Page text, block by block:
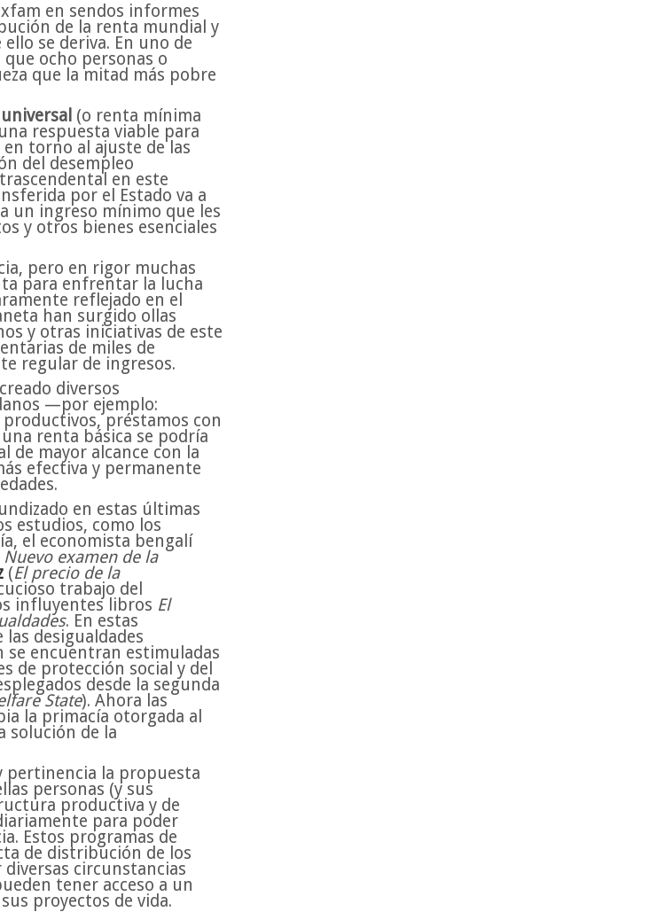
en sendos informes
de la renta mundial y
se deriva. En uno de
que ocho personas o
que la mitad más pobre
(o renta mínima
respuesta viable para
torno al ajuste de las
del desempleo
en este
por el Estado va a
un ingreso mínimo que les
y otros bienes esenciales
pero en rigor muchas
para enfrentar la lucha
reflejado en el
han surgido ollas
y otras iniciativas de este
de miles de
regular de ingresos.
diversos
—por ejemplo:
préstamos con
renta básica se podría
de mayor alcance con la
efectiva y permanente
en estas últimas
estudios, como los
el economista bengalí
Nuevo examen de la
(El precio de la
trabajo del
influyentes libros El
. En estas
las desigualdades
se encuentran estimuladas
de protección social y del
desde la segunda
State). Ahora las
la primacía otorgada al
solución de la
pertinencia la propuesta
personas (y sus
productiva y de
para poder
Estos programas de
de distribución de los
circunstancias
tener acceso a un
proyectos de vida.